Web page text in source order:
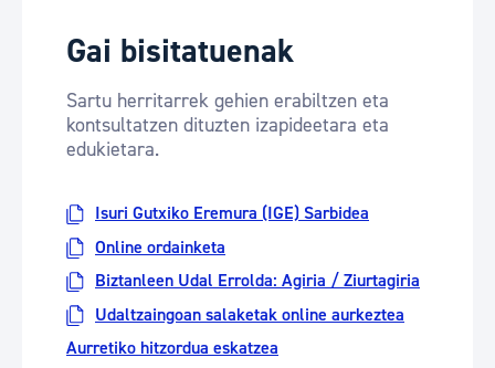
Gai bisitatuenak
Sartu herritarrek gehien erabiltzen eta
kontsultatzen dituzten izapideetara eta
edukietara.
Isuri Gutxiko Eremura (IGE) Sarbidea
Online ordainketa
Biztanleen Udal Errolda: Agiria / Ziurtagiria
Udaltzaingoan salaketak online aurkeztea
Aurretiko hitzordua eskatzea